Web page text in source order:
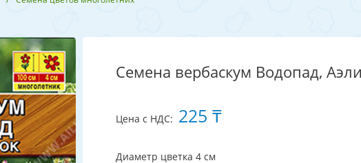
Семена вербаскум Водопад,
Цена с НДС: 225 ₸
Диаметр цветка 4 см